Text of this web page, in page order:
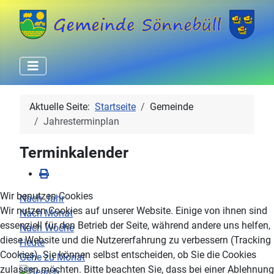
Aktuelle Seite: Startseite
Gemeinde
Jahresterminplan
Terminkalender
Nach Jahr
Nach Monat
Nach Woche
Heute
Gehe zu Monat
Wir benutzen Cookies
Wir nutzen Cookies auf unserer Website. Einige von ihnen sind
essenziell für den Betrieb der Seite, während andere uns helfen,
diese Website und die Nutzererfahrung zu verbessern (Tracking
Cookies). Sie können selbst entscheiden, ob Sie die Cookies
zulassen möchten. Bitte beachten Sie, dass bei einer Ablehnung